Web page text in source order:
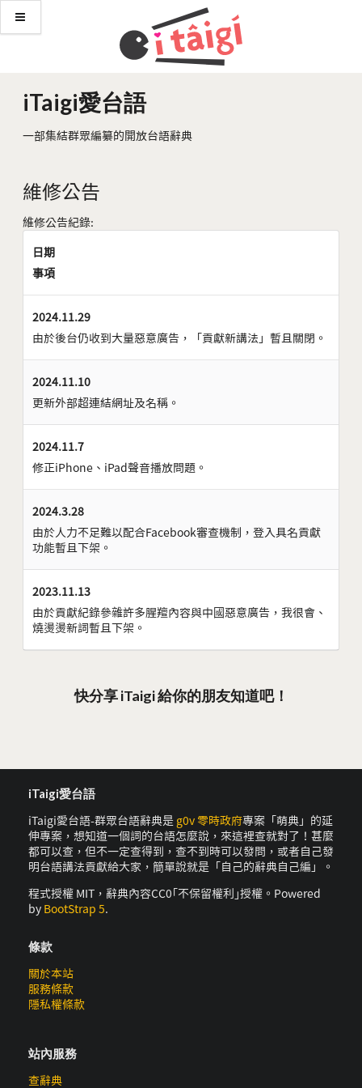
iTaigi愛台語
一部集結群眾編纂的開放台語辭典
維修公告
維修公告紀錄:
日期
事項
2024.11.29
由於後台仍收到大量惡意廣告，「貢獻新講法」暫且關閉。
2024.11.10
更新外部超連結網址及名稱。
2024.11.7
修正iPhone、iPad聲音播放問題。
2024.3.28
由於人力不足難以配合Facebook審查機制，登入具名貢獻
功能暫且下架。
2023.11.13
由於貢獻紀錄參雜許多腥羶內容與中國惡意廣告，我很會、
燒燙燙新詞暫且下架。
快分享 iTaigi 給你的朋友知道吧！
iTaigi愛台語
iTaigi愛台語-群眾台語辭典是 g0v 零時政府專案「萌典」的延
伸專案，想知道一個詞的台語怎麼說，來這裡查就對了！甚麼
都可以查，但不一定查得到，查不到時可以發問，或者自己發
明台語講法貢獻給大家，簡單說就是「自己的辭典自己編」。
程式授權 MIT，辭典內容CC0｢不保留權利｣授權。Powered
by BootStrap 5.
條款
關於本站
服務條款
隱私權條款
站內服務
查辭典